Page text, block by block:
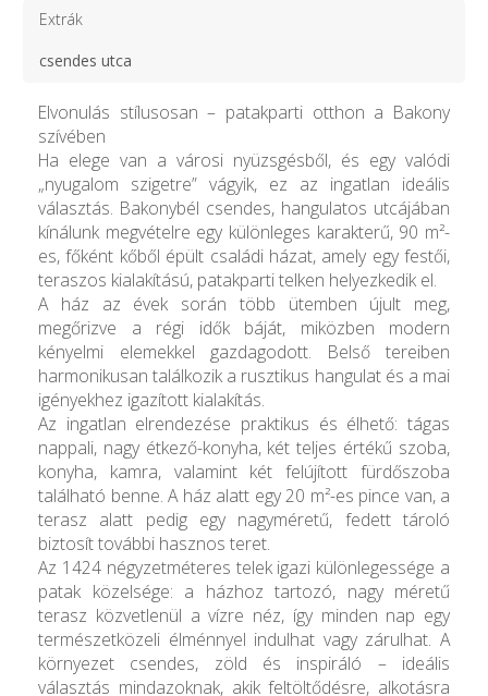
Extrák
csendes utca
Elvonulás stílusosan – patakparti otthon a Bakony
szívében
Ha elege van a városi nyüzsgésből, és egy valódi
„nyugalom szigetre” vágyik, ez az ingatlan ideális
választás. Bakonybél csendes, hangulatos utcájában
kínálunk megvételre egy különleges karakterű, 90 m²-
es, főként kőből épült családi házat, amely egy festői,
teraszos kialakítású, patakparti telken helyezkedik el.
A ház az évek során több ütemben újult meg,
megőrizve a régi idők báját, miközben modern
kényelmi elemekkel gazdagodott. Belső tereiben
harmonikusan találkozik a rusztikus hangulat és a mai
igényekhez igazított kialakítás.
Az ingatlan elrendezése praktikus és élhető: tágas
nappali, nagy étkező-konyha, két teljes értékű szoba,
konyha, kamra, valamint két felújított fürdőszoba
található benne. A ház alatt egy 20 m²-es pince van, a
terasz alatt pedig egy nagyméretű, fedett tároló
biztosít további hasznos teret.
Az 1424 négyzetméteres telek igazi különlegessége a
patak közelsége: a házhoz tartozó, nagy méretű
terasz közvetlenül a vízre néz, így minden nap egy
természetközeli élménnyel indulhat vagy zárulhat. A
környezet csendes, zöld és inspiráló – ideális
választás mindazoknak, akik feltöltődésre, alkotásra